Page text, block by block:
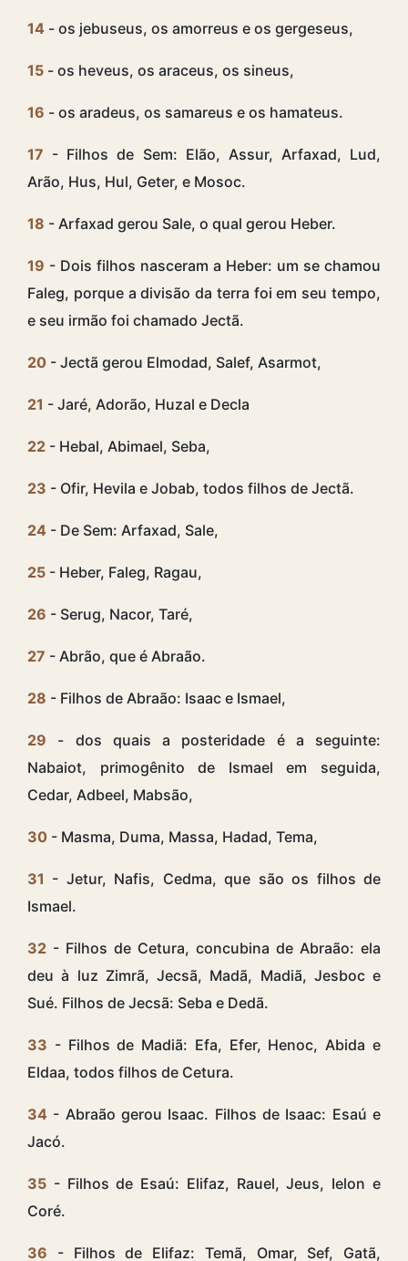
14 - os jebuseus, os amorreus e os gergeseus,
15 - os heveus, os araceus, os sineus,
16 - os aradeus, os samareus e os hamateus.
17 - Filhos de Sem: Elão, Assur, Arfaxad, Lud,
Arão, Hus, Hul, Geter, e Mosoc.
18 - Arfaxad gerou Sale, o qual gerou Heber.
19 - Dois filhos nasceram a Heber: um se chamou
Faleg, porque a divisão da terra foi em seu tempo,
e seu irmão foi chamado Jectã.
20 - Jectã gerou Elmodad, Salef, Asarmot,
21 - Jaré, Adorão, Huzal e Decla
22 - Hebal, Abimael, Seba,
23 - Ofir, Hevila e Jobab, todos filhos de Jectã.
24 - De Sem: Arfaxad, Sale,
25 - Heber, Faleg, Ragau,
26 - Serug, Nacor, Taré,
27 - Abrão, que é Abraão.
28 - Filhos de Abraão: Isaac e Ismael,
29 - dos quais a posteridade é a seguinte:
Nabaiot, primogênito de Ismael em seguida,
Cedar, Adbeel, Mabsão,
30 - Masma, Duma, Massa, Hadad, Tema,
31 - Jetur, Nafis, Cedma, que são os filhos de
Ismael.
32 - Filhos de Cetura, concubina de Abraão: ela
deu à luz Zimrã, Jecsã, Madã, Madiã, Jesboc e
Sué. Filhos de Jecsã: Seba e Dedã.
33 - Filhos de Madiã: Efa, Efer, Henoc, Abida e
Eldaa, todos filhos de Cetura.
34 - Abraão gerou Isaac. Filhos de Isaac: Esaú e
Jacó.
35 - Filhos de Esaú: Elifaz, Rauel, Jeus, Ielon e
Coré.
36 - Filhos de Elifaz: Temã, Omar, Sef, Gatã,